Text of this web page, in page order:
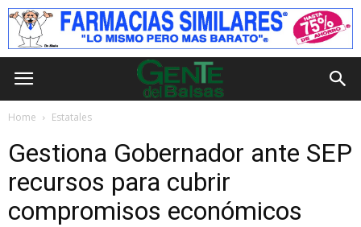
Home Estatales
Gestiona Gobernador ante SEP
recursos para cubrir
compromisos económicos